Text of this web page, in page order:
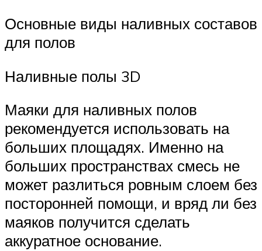
Основные виды наливных составов
для полов
Наливные полы 3D
Маяки для наливных полов
рекомендуется использовать на
больших площадях. Именно на
больших пространствах смесь не
может разлиться ровным слоем без
посторонней помощи, и вряд ли без
маяков получится сделать
аккуратное основание.